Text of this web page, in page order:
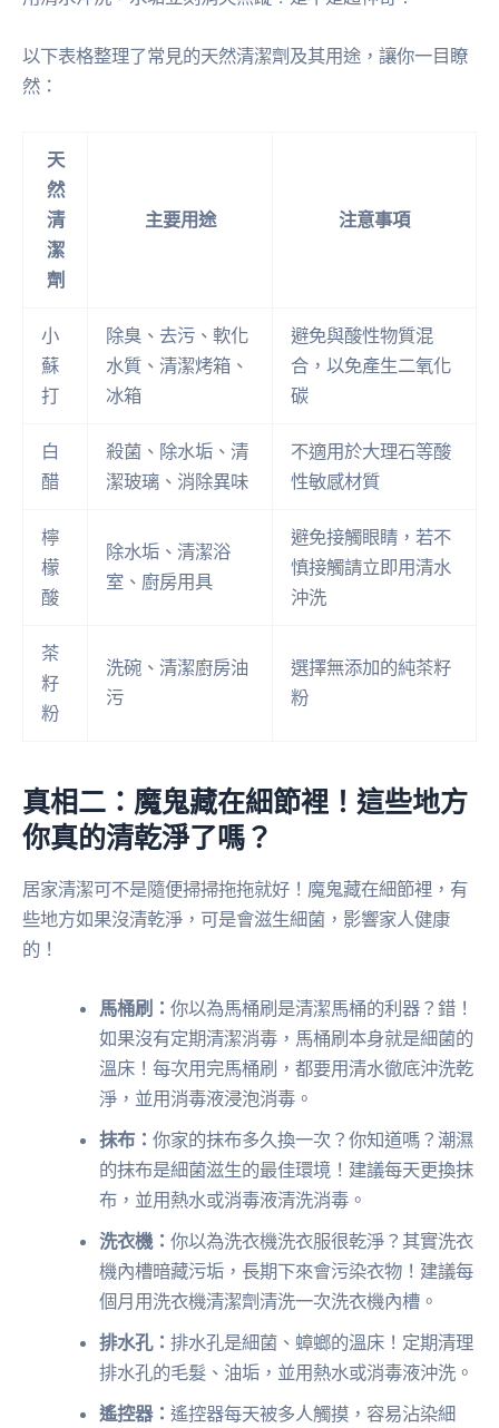
以下表格整理了常見的天然清潔劑及其用途，讓你一目瞭
然：
天
然
清
潔
劑
主要用途 注意事項
小
蘇
打
除臭、去污、軟化
水質、清潔烤箱、
冰箱
避免與酸性物質混
合，以免產生二氧化
碳
白
醋
殺菌、除水垢、清
潔玻璃、消除異味
不適用於大理石等酸
性敏感材質
檸
檬
酸
除水垢、清潔浴
室、廚房用具
避免接觸眼睛，若不
慎接觸請立即用清水
沖洗
茶
籽
粉
洗碗、清潔廚房油
污
選擇無添加的純茶籽
粉
真相二：魔鬼藏在細節裡！這些地方
你真的清乾淨了嗎？
居家清潔可不是隨便掃掃拖拖就好！魔鬼藏在細節裡，有
些地方如果沒清乾淨，可是會滋生細菌，影響家人健康
的！
馬桶刷：你以為馬桶刷是清潔馬桶的利器？錯！
如果沒有定期清潔消毒，馬桶刷本身就是細菌的
溫床！每次用完馬桶刷，都要用清水徹底沖洗乾
淨，並用消毒液浸泡消毒。
抹布：你家的抹布多久換一次？你知道嗎？潮濕
的抹布是細菌滋生的最佳環境！建議每天更換抹
布，並用熱水或消毒液清洗消毒。
洗衣機：你以為洗衣機洗衣服很乾淨？其實洗衣
機內槽暗藏污垢，長期下來會污染衣物！建議每
個月用洗衣機清潔劑清洗一次洗衣機內槽。
排水孔：排水孔是細菌、蟑螂的溫床！定期清理
排水孔的毛髮、油垢，並用熱水或消毒液沖洗。
遙控器：遙控器每天被多人觸摸，容易沾染細